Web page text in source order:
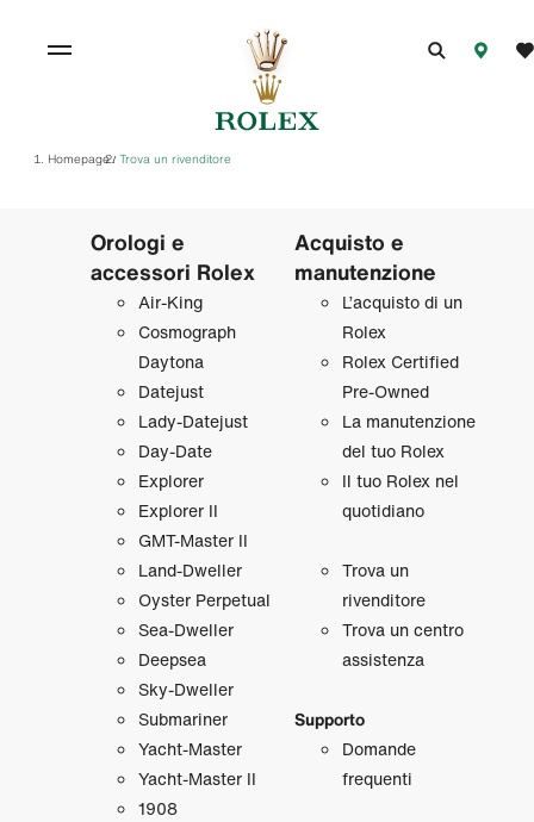
Homepage/ Trova un rivenditore
Orologi e
accessori Rolex
Air‑King
Cosmograph
Daytona
Datejust
Lady‑Datejust
Day‑Date
Explorer
Explorer II
GMT‑Master II
Land‑Dweller
Oyster Perpetual
Sea‑Dweller
Deepsea
Sky‑Dweller
Submariner
Yacht‑Master
Yacht‑Master II
1908
Acquisto e
manutenzione
L’acquisto di un
Rolex
Rolex Certified
Pre‑Owned
La manutenzione
del tuo Rolex
Il tuo Rolex nel
quotidiano
Trova un
rivenditore
Trova un centro
assistenza
Supporto
Domande
frequenti